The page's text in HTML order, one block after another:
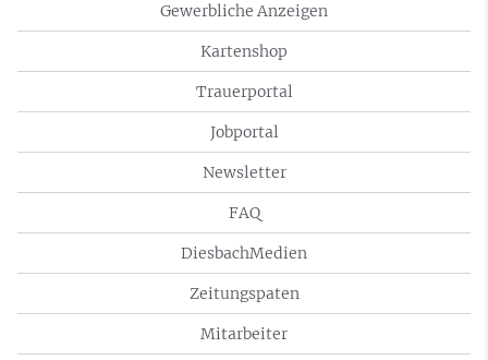
Gewerbliche Anzeigen
Kartenshop
Trauerportal
Jobportal
Newsletter
FAQ
DiesbachMedien
Zeitungspaten
Mitarbeiter